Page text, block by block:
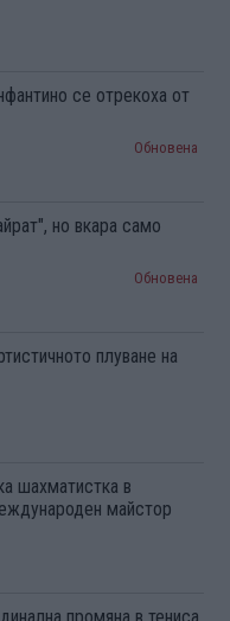
се отрекоха от
Обновена
но вкара само
Обновена
плуване на
шахматистка в
майстор